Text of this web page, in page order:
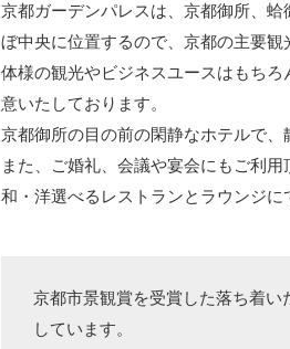
京都ガーデンパレスは、京都御所、
ぼ中央に位置するので、京都の主要
体様の観光やビジネスユースはもち
意いたしております。
京都御所の目の前の閑静なホテルで、
また、ご婚礼、会議や宴会にもご利用
和・洋選べるレストランとラウンジに
京都市景観賞を受賞した落ち着
しています。